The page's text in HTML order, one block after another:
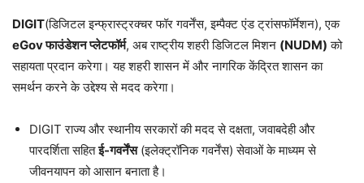
DIGIT(डिजिटल इन्फ्रास्ट्रक्चर फॉर गवर्नेंस, इम्पैक्ट एंड ट्रांसफॉर्मेशन), एक
eGov फाउंडेशन प्लेटफॉर्म, अब राष्ट्रीय शहरी डिजिटल मिशन (NUDM) को
सहायता प्रदान करेगा। यह शहरी शासन में और नागरिक केंद्रित शासन का
समर्थन करने के उद्देश्य से मदद करेगा।
DIGIT राज्य और स्थानीय सरकारों की मदद से दक्षता, जवाबदेही और
पारदर्शिता सहितई-गवर्नेंस(इलेक्ट्रॉनिक गवर्नेंस) सेवाओं के माध्यम से
जीवनयापन को आसान बनाता है।